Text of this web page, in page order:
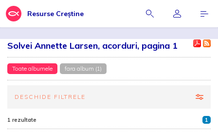
Resurse Creștine
Solvei Annette Larsen, acorduri, pagina 1
Toate albumele fara album (1)
DESCHIDE FILTRELE
1 rezultate 1